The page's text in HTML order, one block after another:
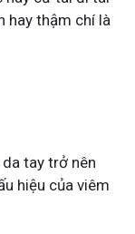
hay thậm chí là
tay trở nên
hiệu của viêm